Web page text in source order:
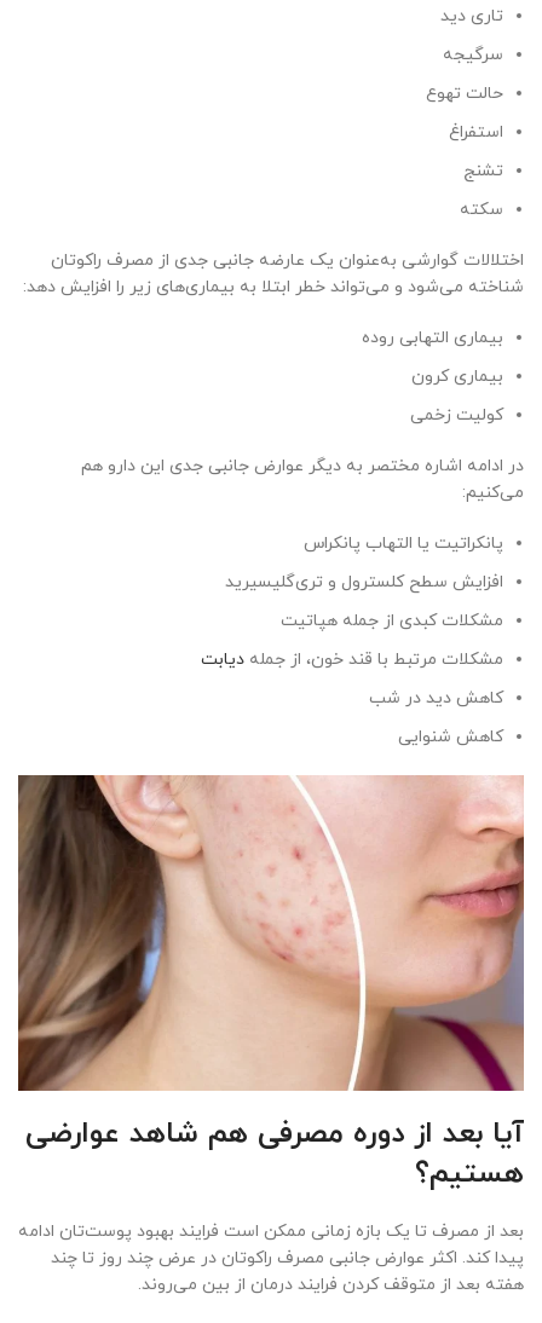
تاری دید
سرگیجه
حالت تهوع
استفراغ
تشنج
سکته
اختلالات گوارشی به‌عنوان یک عارضه جانبی جدی از مصرف راکوتان
شناخته می‌شود و می‌تواند خطر ابتلا به بیماری‌های زیر را افزایش دهد:
بیماری التهابی روده
بیماری کرون
کولیت زخمی
در ادامه اشاره‌ مختصر به دیگر عوارض جانبی جدی این دارو هم
می‌کنیم:
پانکراتیت یا التهاب پانکراس
افزایش سطح کلسترول و تری‌گلیسیرید
مشکلات کبدی از جمله هپاتیت
مشکلات مرتبط با قند خون، از جمله دیابت
کاهش دید در شب
کاهش شنوایی
آیا بعد از دوره مصرفی هم شاهد عوارضی
هستیم؟
بعد از مصرف تا یک بازه زمانی ممکن است فرایند بهبود پوست‌تان ادامه
پیدا کند. اکثر عوارض جانبی مصرف راکوتان در عرض چند روز تا چند
هفته بعد از متوقف کردن فرایند درمان از بین می‌روند.